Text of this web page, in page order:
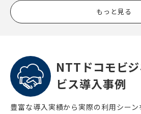
もっと見る
NTTドコモビ
ビス導入事例
豊富な導入実績から実際の利用シー